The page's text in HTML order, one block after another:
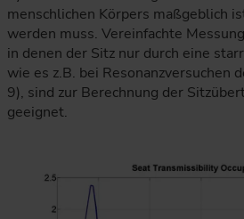
menschlichen Körpers maßgeblich
werden muss. Vereinfachte
in denen der Sitz nur durch eine
wie es z.B. bei Resonanzversuchen
9), sind zur Berechnung der
geeignet.